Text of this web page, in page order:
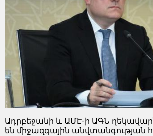
Ադրբեջանի և ԱՄԷ-ի ԱԳՆ
են միջազգային անվտանգության